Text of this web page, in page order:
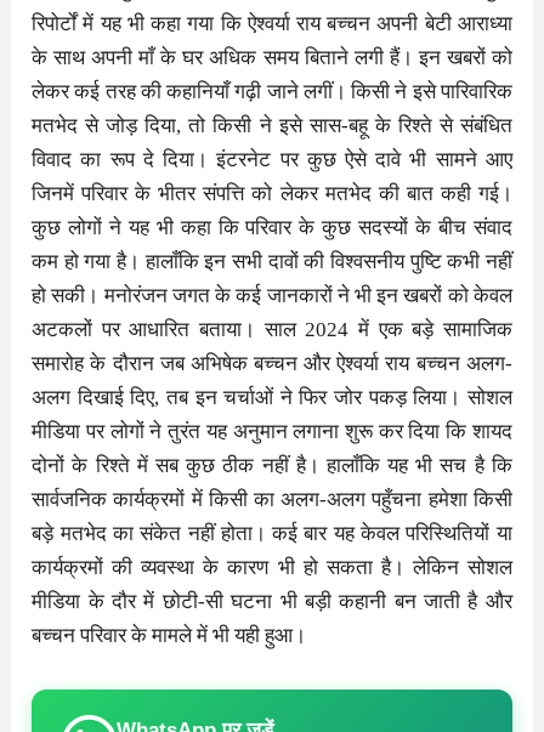
रिपोर्टों में यह भी कहा गया कि ऐश्वर्या राय बच्चन अपनी बेटी आराध्या
के साथ अपनी माँ के घर अधिक समय बिताने लगी हैं। इन खबरों को
लेकर कई तरह की कहानियाँ गढ़ी जाने लगीं। किसी ने इसे पारिवारिक
मतभेद से जोड़ दिया, तो किसी ने इसे सास-बहू के रिश्ते से संबंधित
विवाद का रूप दे दिया। इंटरनेट पर कुछ ऐसे दावे भी सामने आए
जिनमें परिवार के भीतर संपत्ति को लेकर मतभेद की बात कही गई।
कुछ लोगों ने यह भी कहा कि परिवार के कुछ सदस्यों के बीच संवाद
कम हो गया है। हालाँकि इन सभी दावों की विश्वसनीय पुष्टि कभी नहीं
हो सकी। मनोरंजन जगत के कई जानकारों ने भी इन खबरों को केवल
अटकलों पर आधारित बताया। साल 2024 में एक बड़े सामाजिक
समारोह के दौरान जब अभिषेक बच्चन और ऐश्वर्या राय बच्चन अलग-
अलग दिखाई दिए, तब इन चर्चाओं ने फिर जोर पकड़ लिया। सोशल
मीडिया पर लोगों ने तुरंत यह अनुमान लगाना शुरू कर दिया कि शायद
दोनों के रिश्ते में सब कुछ ठीक नहीं है। हालाँकि यह भी सच है कि
सार्वजनिक कार्यक्रमों में किसी का अलग-अलग पहुँचना हमेशा किसी
बड़े मतभेद का संकेत नहीं होता। कई बार यह केवल परिस्थितियों या
कार्यक्रमों की व्यवस्था के कारण भी हो सकता है। लेकिन सोशल
मीडिया के दौर में छोटी-सी घटना भी बड़ी कहानी बन जाती है और
बच्चन परिवार के मामले में भी यही हुआ।